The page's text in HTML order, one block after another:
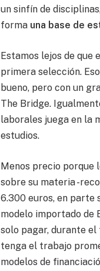
un sinfín de
forma una base de
Estamos lejos de que
primera selección.
bueno, pero con un
The Bridge.
laborales juega en la
estudios.
Menos precio porque
sobre su materia -
6.300 euros, en parte
modelo importado de
solo pagar, durante
tenga el trabajo
modelos de